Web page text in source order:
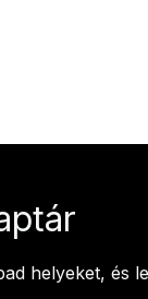
helyeket, és